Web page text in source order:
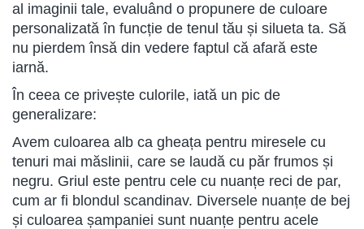
al imaginii tale, evaluând o propunere de culoare
personalizată în funcție de tenul tău și silueta ta. Să
nu pierdem însă din vedere faptul că afară este
iarnă.
În ceea ce privește culorile, iată un pic de
generalizare:
Avem culoarea alb ca gheața pentru miresele cu
tenuri mai măslinii, care se laudă cu păr frumos și
negru. Griul este pentru cele cu nuanțe reci de par,
cum ar fi blondul scandinav. Diversele nuanțe de bej
și culoarea șampaniei sunt nuanțe pentru acele